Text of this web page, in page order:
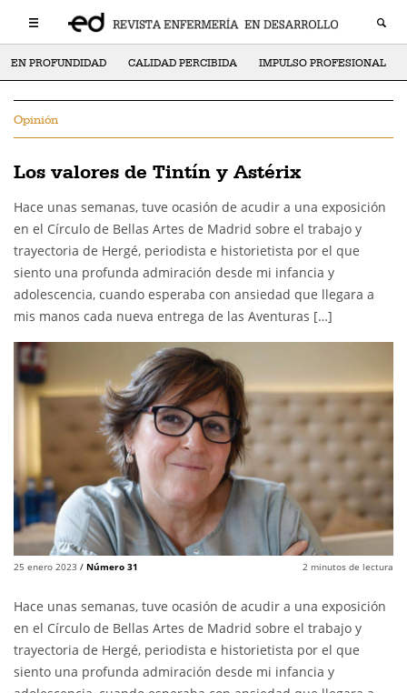
EN PROFUNDIDAD CALIDAD PERCIBIDA IMPULSO PROFESIONAL
Opinión
Los valores de Tintín y Astérix
Hace unas semanas, tuve ocasión de acudir a una exposición
en el Círculo de Bellas Artes de Madrid sobre el trabajo y
trayectoria de Hergé, periodista e historietista por el que
siento una profunda admiración desde mi infancia y
adolescencia, cuando esperaba con ansiedad que llegara a
mis manos cada nueva entrega de las Aventuras […]
25 enero 2023 / Número 31 2 minutos de lectura
Hace unas semanas, tuve ocasión de acudir a una exposición
en el Círculo de Bellas Artes de Madrid sobre el trabajo y
trayectoria de Hergé, periodista e historietista por el que
siento una profunda admiración desde mi infancia y